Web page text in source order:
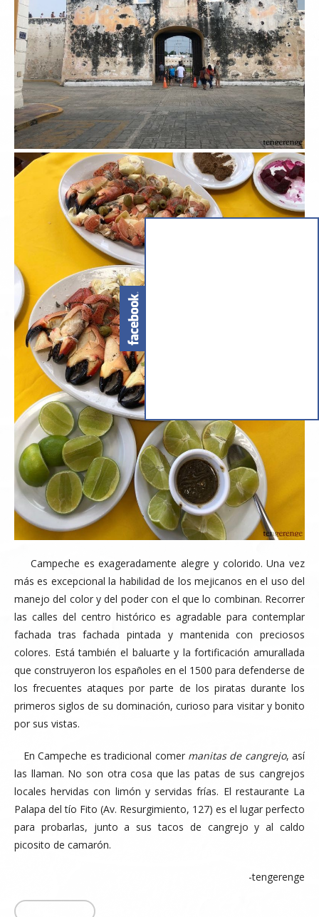
Campeche es exageradamente alegre y colorido. Una vez
más es excepcional la habilidad de los mejicanos en el uso del
manejo del color y del poder con el que lo combinan. Recorrer
las calles del centro histórico es agradable para contemplar
fachada tras fachada pintada y mantenida con preciosos
colores. Está también el baluarte y la fortificación amurallada
que construyeron los españoles en el 1500 para defenderse de
los frecuentes ataques por parte de los piratas durante los
primeros siglos de su dominación, curioso para visitar y bonito
por sus vistas.
En Campeche es tradicional comer manitas de cangrejo, así
las llaman. No son otra cosa que las patas de sus cangrejos
locales hervidas con limón y servidas frías. El restaurante La
Palapa del tío Fito (Av. Resurgimiento, 127) es el lugar perfecto
para probarlas, junto a sus tacos de cangrejo y al caldo
picosito de camarón.
-tengerenge